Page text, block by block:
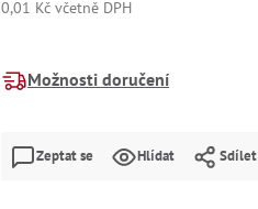
0,01 Kč včetně DPH
Možnosti doručení
Zeptat se Hlídat Sdílet